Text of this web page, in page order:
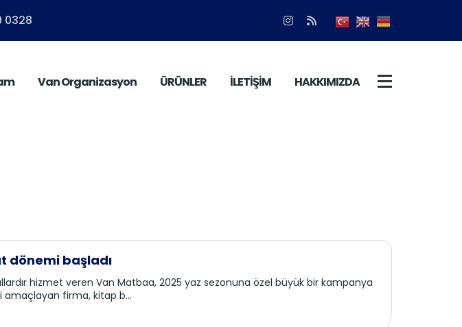
0328
Van Organizasyon ÜRÜNLER İLETİŞİM HAKKIMIZDA
dönemi başladı
hizmet veren Van Matbaa, 2025 yaz sezonuna özel büyük bir kampanya
amaçlayan firma, kitap b...